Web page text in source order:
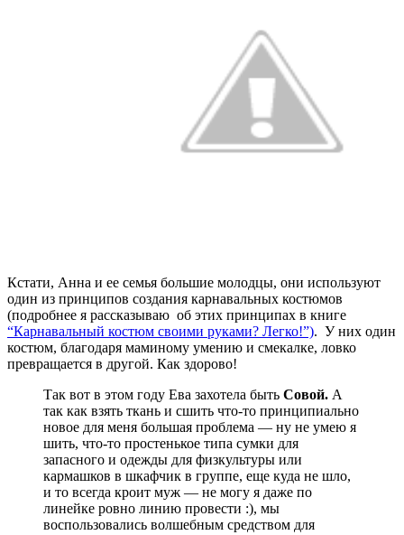
Кстати, Анна и ее семья большие молодцы, они используют
один из принципов создания карнавальных костюмов
(подробнее я рассказываю об этих принципах в книге
“Карнавальный костюм своими руками? Легко!”). У них один
костюм, благодаря маминому умению и смекалке, ловко
превращается в другой. Как здорово!
Так вот в этом году Ева захотела быть Совой. А
так как взять ткань и сшить что-то принципиально
новое для меня большая проблема — ну не умею я
шить, что-то простенькое типа сумки для
запасного и одежды для физкультуры или
кармашков в шкафчик в группе, еще куда не шло,
и то всегда кроит муж — не могу я даже по
линейке ровно линию провести :), мы
воспользовались волшебным средством для